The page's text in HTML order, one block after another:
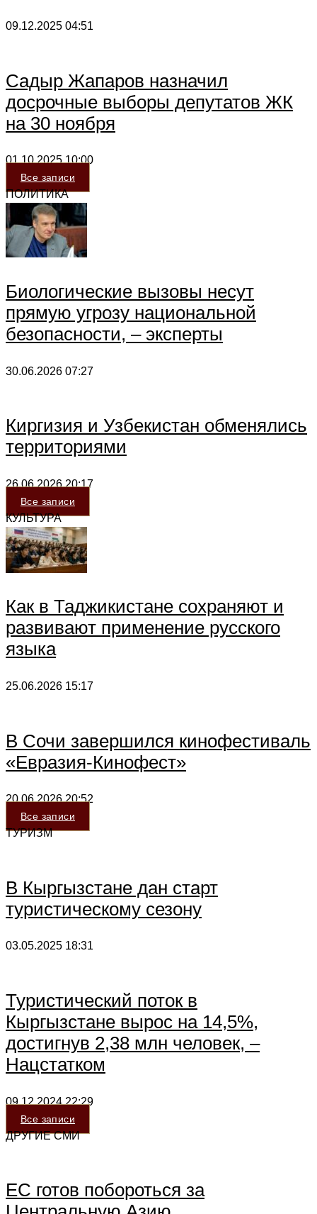
09.12.2025 04:51
Садыр Жапаров назначил
досрочные выборы депутатов ЖК
на 30 ноября
01.10.202510:00
Все записи
ПОЛИТИКА
Биологические вызовы несут
прямую угрозу национальной
безопасности, – эксперты
30.06.2026 07:27
Киргизия и Узбекистан обменялись
территориями
26.06.202620:17
Все записи
КУЛЬТУРА
Как в Таджикистане сохраняют и
развивают применение русского
языка
25.06.2026 15:17
В Сочи завершился кинофестиваль
«Евразия-Кинофест»
20.06.202620:52
Все записи
ТУРИЗМ
В Кыргызстане дан старт
туристическому сезону
03.05.2025 18:31
Туристический поток в
Кыргызстане вырос на 14,5%,
достигнув 2,38 млн человек, –
Нацстатком
09.12.202422:29
Все записи
ДРУГИЕ СМИ
ЕС готов побороться за